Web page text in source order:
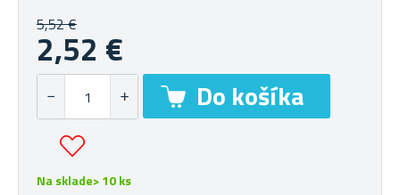
5,52 €
2,52 €
Na sklade> 10 ks